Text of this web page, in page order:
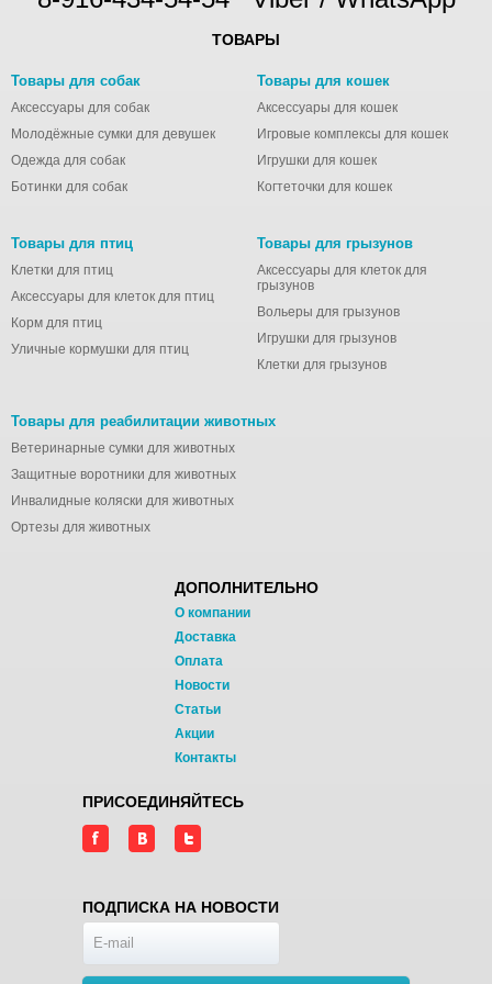
ТОВАРЫ
Товары для собак
Аксессуары для собак
Молодёжные сумки для девушек
Одежда для собак
Ботинки для собак
Товары для кошек
Аксессуары для кошек
Игровые комплексы для кошек
Игрушки для кошек
Когтеточки для кошек
Товары для птиц
Клетки для птиц
Аксессуары для клеток для птиц
Корм для птиц
Уличные кормушки для птиц
Товары для грызунов
Аксессуары для клеток для
грызунов
Вольеры для грызунов
Игрушки для грызунов
Клетки для грызунов
Товары для реабилитации животных
Ветеринарные сумки для животных
Защитные воротники для животных
Инвалидные коляски для животных
Ортезы для животных
ДОПОЛНИТЕЛЬНО
О компании
Доставка
Оплата
Новости
Статьи
Акции
Контакты
ПРИСОЕДИНЯЙТЕСЬ
ПОДПИСКА НА НОВОСТИ